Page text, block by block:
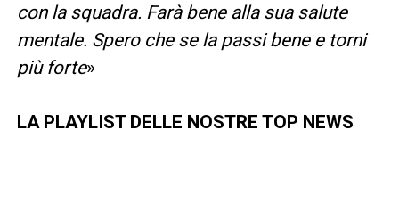
con la squadra. Farà bene alla sua salute
mentale. Spero che se la passi bene e torni
più forte»
LA PLAYLIST DELLE NOSTRE TOP NEWS